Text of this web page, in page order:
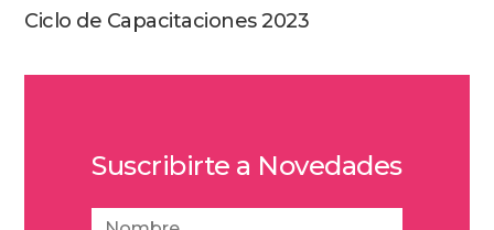
Ciclo de Capacitaciones 2023
Suscribirte a Novedades